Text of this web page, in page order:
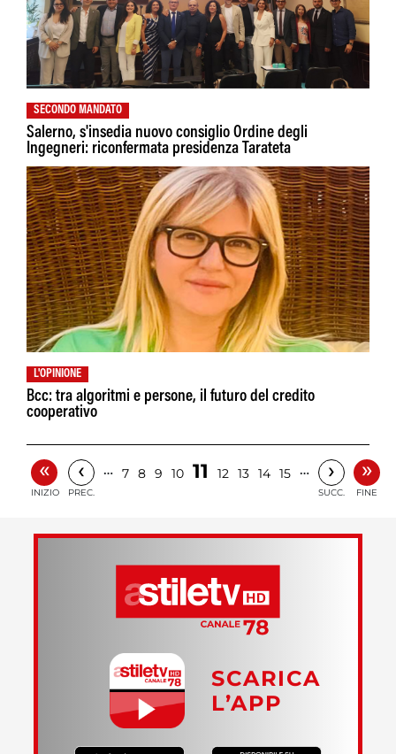
SECONDO MANDATO
Salerno, s'insedia nuovo consiglio Ordine degli
Ingegneri: riconfermata presidenza Tarateta
L'OPINIONE
Bcc: tra algoritmi e persone, il futuro del credito
cooperativo
«
INIZIO
‹
PREC.
… 7 8 9 10 11 12 13 14 15 … ›
SUCC.
»
FINE
SCARICA
L’APP